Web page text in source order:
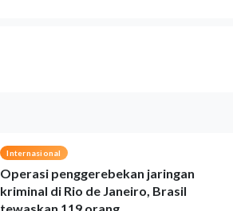
Internasional
Operasi penggerebekan jaringan
kriminal di Rio de Janeiro, Brasil